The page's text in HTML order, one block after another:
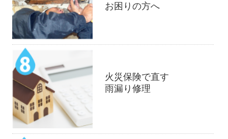
お困りの方へ
火災保険で直す
雨漏り修理